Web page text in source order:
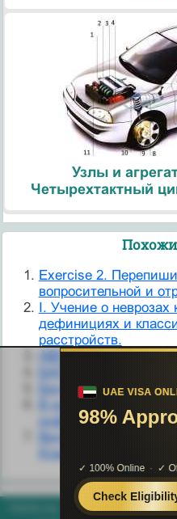
Узлы и
Четырехтактный
Exercise 2.
вопросительной и
I. Учение о
дефинициях и
расстройств.
АВС-классификация.
Бюджетная
В информационном
информация по
Виды
Классификация.
helpiks.org - Хелпикс.Орг - 2014-